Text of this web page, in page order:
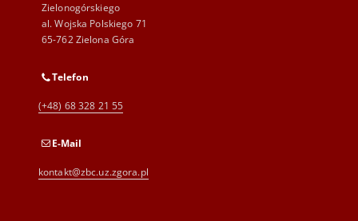
Zielonogórskiego
al. Wojska Polskiego 71
65-762 Zielona Góra
Telefon
(+48) 68 328 21 55
E-Mail
kontakt@zbc.uz.zgora.pl